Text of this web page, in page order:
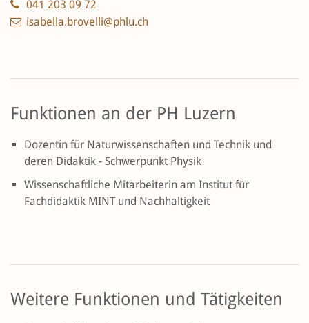
041 203 09 72
isabella.brovelli@phlu.ch
Funktionen an der PH Luzern
Dozentin für Naturwissenschaften und Technik und
deren Didaktik - Schwerpunkt Physik
Wissenschaftliche Mitarbeiterin am Institut für
Fachdidaktik MINT und Nachhaltigkeit
Weitere Funktionen und Tätigkeiten